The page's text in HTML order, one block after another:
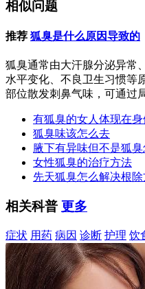
相似问题
推荐 狐臭是什么原因导致的
狐臭通常由大汗腺分泌异常
水平变化、不良卫生习惯等
部位散发刺鼻气味，可通过
有狐臭的女人体现在
狐臭味该怎么去
腋下有异味但不是狐
女性狐臭的治疗方法
先天狐臭怎么解决根
相关科普 更多
症状 用药 病因 诊断 护理 饮